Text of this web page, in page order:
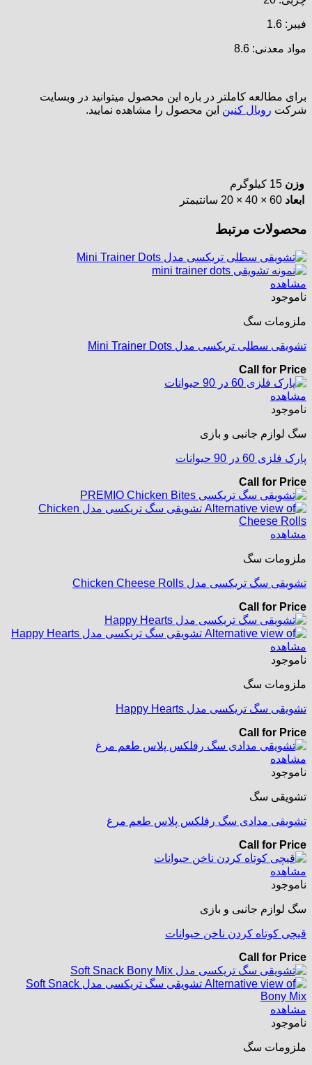
فیبر: 1.6
مواد معدنی: 8.6
برای مطالعه کاملتر در باره این محصول میتوانید در وبسایت
شرکت رویال کنین این محصول را مشاهده نمایید.
وزن 15 کیلوگرم
ابعاد 60 × 40 × 20 سانتیمتر
محصولات مرتبط
مشاهده
ناموجود
ملزومات سگ
تشویقی سطلی تریکسی مدل Mini Trainer Dots
Call for Price
مشاهده
ناموجود
سگ لوازم جانبی و بازی
پارک فلزی 60 در 90 حیوانات
Call for Price
مشاهده
ملزومات سگ
تشویقی سگ تریکسی مدل Chicken Cheese Rolls
Call for Price
مشاهده
ناموجود
ملزومات سگ
تشویقی سگ تریکسی مدل Happy Hearts
Call for Price
مشاهده
ناموجود
تشویقی سگ
تشویقی مدادی سگ رفلکس پلاس طعم مرغ
Call for Price
مشاهده
ناموجود
سگ لوازم جانبی و بازی
قیچی کوتاه کردن ناخن حیوانات
Call for Price
مشاهده
ناموجود
ملزومات سگ